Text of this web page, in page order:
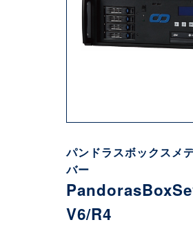
パンドラスボックスメ
バー
V6/R4